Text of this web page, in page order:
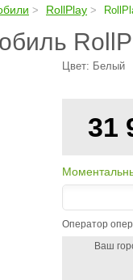
RollPlay
Цвет: Белый
31
Оператор
Ваш